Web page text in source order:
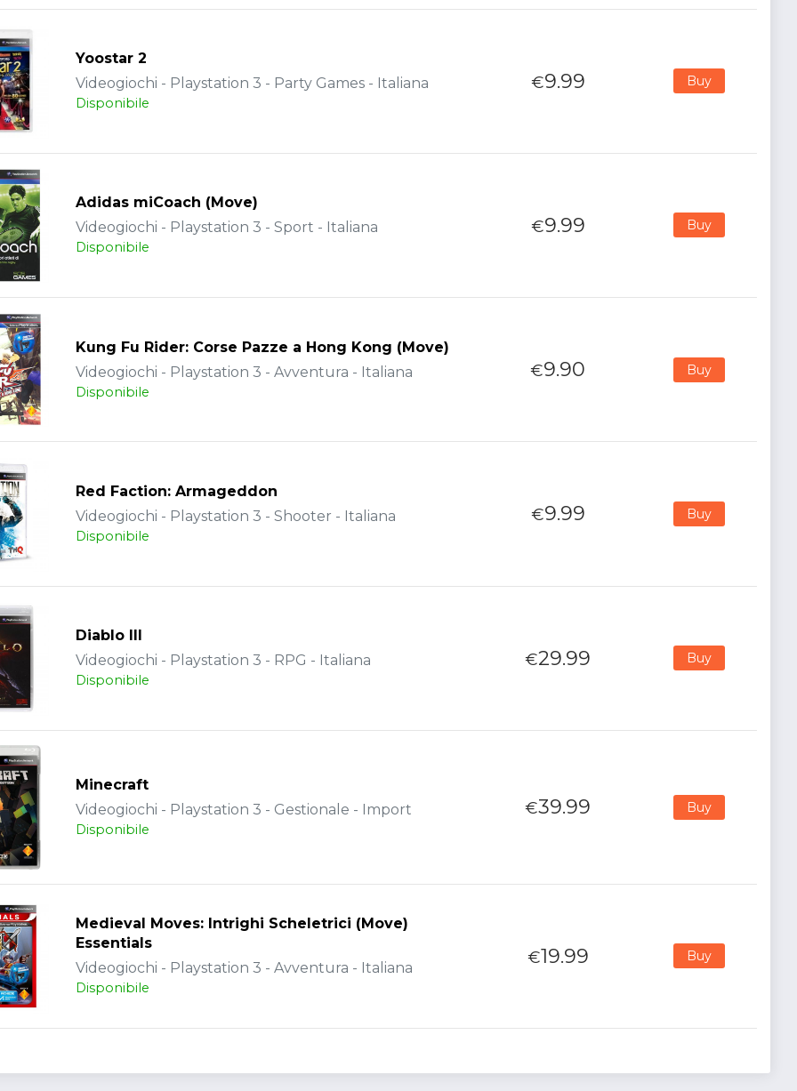
Yoostar 2
Videogiochi - Playstation 3 - Party Games - Italiana
Disponibile
€9.99 Buy
Adidas miCoach (Move)
Videogiochi - Playstation 3 - Sport - Italiana
Disponibile
€9.99 Buy
Kung Fu Rider: Corse Pazze a Hong Kong (Move)
Videogiochi - Playstation 3 - Avventura - Italiana
Disponibile
€9.90 Buy
Red Faction: Armageddon
Videogiochi - Playstation 3 - Shooter - Italiana
Disponibile
€9.99 Buy
Diablo III
Videogiochi - Playstation 3 - RPG - Italiana
Disponibile
€29.99 Buy
Minecraft
Videogiochi - Playstation 3 - Gestionale - Import
Disponibile
€39.99 Buy
Medieval Moves: Intrighi Scheletrici (Move)
Essentials
Videogiochi - Playstation 3 - Avventura - Italiana
Disponibile
€19.99 Buy